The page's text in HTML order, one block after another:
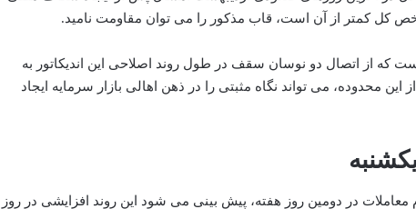
کل کمتر از آن است، قاب مذکور را می توان مقاومت نامید.
که از اتصال دو نوسان سقف در طول روند اصلاحی این اندیکاتور به
محدوده، می تواند نگاه مثبتی را در ذهن اهالی بازار سرمایه ایجاد
معاملات در دومین روز هفته، پیش بینی می شود این روند افزایشی در روز